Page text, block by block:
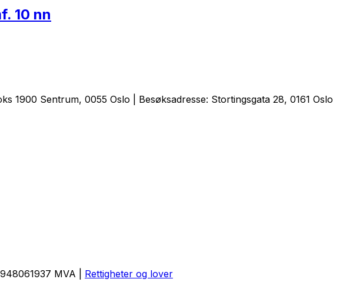
10 nn
1900 Sentrum, 0055 Oslo | Besøksadresse: Stortingsgata 28, 0161 Oslo
MVA | Rettigheter og lover